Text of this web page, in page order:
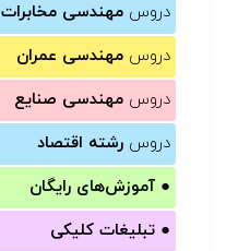
دروس مهندسی مخابرات
دروس مهندسی عمران
دروس مهندسی صنایع
دروس رشته اقتصاد
● آموزش‌های رایگان
● تبلیغات کلیکی